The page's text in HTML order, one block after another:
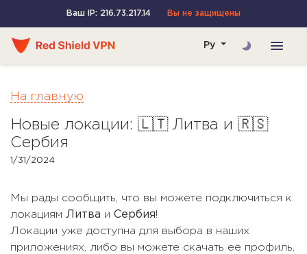
Ваш IP: 216.73.217.14 Вы не защищены
Ру
На главную
Новые локации: 🇱🇹 Литва и 🇷🇸
Сербия
1/31/2024
Мы рады сообщить, что вы можете подключиться к
локациям Литва и Сербия!
Локации уже доступна для выбора в наших
приложениях, либо вы можете скачать её профиль,